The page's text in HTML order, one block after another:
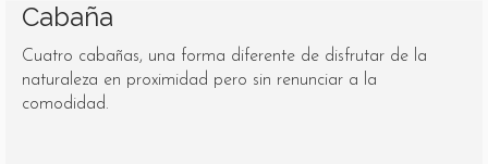
Cabaña
Cuatro cabañas, una forma diferente de disfrutar de la
naturaleza en proximidad pero sin renunciar a la
comodidad.